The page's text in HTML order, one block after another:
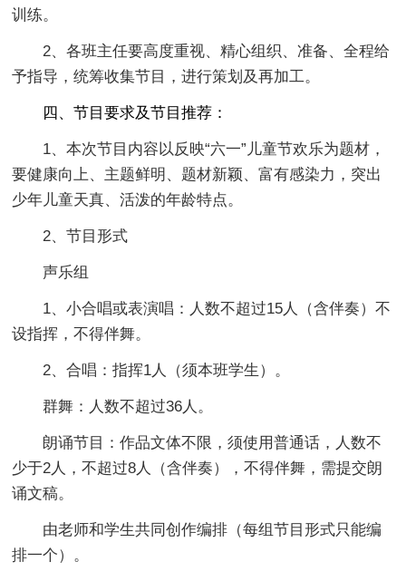
训练。
2、各班主任要高度重视、精心组织、准备、全程给
予指导，统筹收集节目，进行策划及再加工。
四、节目要求及节目推荐：
1、本次节目内容以反映“六一”儿童节欢乐为题材，
要健康向上、主题鲜明、题材新颖、富有感染力，突出
少年儿童天真、活泼的年龄特点。
2、节目形式
声乐组
1、小合唱或表演唱：人数不超过15人（含伴奏）不
设指挥，不得伴舞。
2、合唱：指挥1人（须本班学生）。
群舞：人数不超过36人。
朗诵节目：作品文体不限，须使用普通话，人数不
少于2人，不超过8人（含伴奏），不得伴舞，需提交朗
诵文稿。
由老师和学生共同创作编排（每组节目形式只能编
排一个）。